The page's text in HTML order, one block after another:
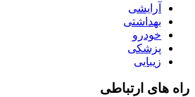
آرایشی
بهداشتی
خودرو
پزشکی
زیبایی
راه های ارتباطی